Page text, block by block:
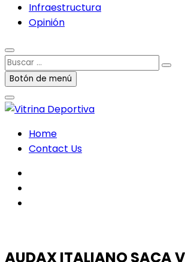
Infraestructura
Opinión
Buscar
…Botón de menú
Home
Contact Us
AUDAX ITALIANO SACA